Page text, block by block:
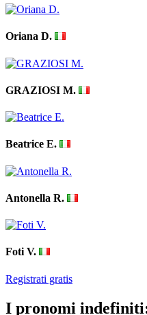
Oriana D.
GRAZIOSI M.
Beatrice E.
Antonella R.
Foti V.
Registrati gratis
I pronomi